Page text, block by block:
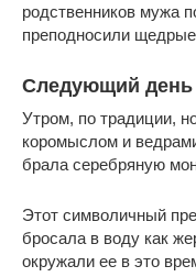
родственников мужа
преподносили
Следующий день
Утром, по традиции,
коромыслом и
брала серебряную
Этот символичный
бросала в воду как
окружали ее в это